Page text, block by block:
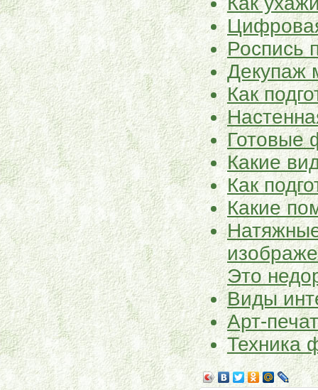
Роспись
Декупаж
Как
Готовые
Какие
Как
Какие
Это
Виды
Арт-
Техника